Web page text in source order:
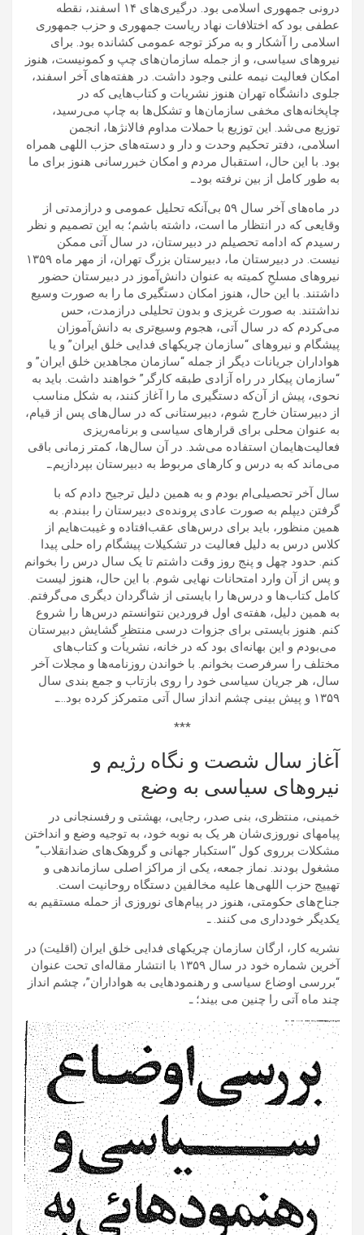
درونی جمهوری اسلامی بود. درگیری‌های ۱۴ اسفند، نقطه
عطفی بود که اختلافات نهاد ریاست جمهوری و حزب جمهوری
اسلامی را آشکار و به مرکز توجه عمومی کشانده بود. برای
نیروهای سیاسی، و از جمله سازمان‌های چپ و کمونیست، هنوز
امکان فعالیت نیمه علنی وجود داشت. در هفته‌های آخر اسفند،
جلوی دانشگاه تهران هنوز نشریات و کتاب‌هایی که در
چاپخانه‌های مخفی سازمان‌ها و تشکل‌ها به چاپ می‌رسید،
توزیع می‌شد. این توزیع با حملات مداوم فالانژها، انجمن
اسلامی، دفتر تحکیم وحدت و دار و دسته‌های حزب اللهی همراه
بود. با این حال، استقبال مردم و امکان خبررسانی هنوز برای ما
به طور کامل از بین نرفته بود.ـ
در ماه‌های آخر سال ۵۹ بی‌آنکه تحلیل عمومی و درازمدتی از
وقایعی که در انتظار ما است، داشته باشم؛ به این تصمیم و نظر
رسیدم که ادامه تحصیلم در دبیرستان، در سال آتی ممکن
نیست. در دبیرستان ما، دبیرستان بزرگ تهران، از مهر ماه ۱۳۵۹
نیروهای مسلحِ کمیته به عنوان دانش‌آموز در دبیرستان حضور
داشتند. با این حال، هنوز امکان دستگیری ما را به صورت وسیع
نداشتند. به صورت غریزی و بدون تحلیلی درازمدت، حس
می‌کردم که در سال آتی، هجوم وسیع‌تری به دانش‌آموزان
پیشگام و نیروهای “سازمان چریکهای فدایی خلق ایران” و یا
هواداران جریانات دیگر از جمله “سازمان مجاهدین خلق ایران” و
“سازمان پیکار در راه آزادی طبقه کارگر” خواهند داشت. باید به
نحوی، پیش از آن‌که دستگیری ما را آغاز کنند، به شکل مناسب
از دبیرستان خارج شوم، دبیرستانی که در سال‌های پس از قیام،
به عنوان محلی برای قرارهای سیاسی و برنامه‌ریزی
فعالیت‌هایمان استفاده می‌شد. در آن سال‌ها، کمتر زمانی باقی
می‌ماند که به درس و کارهای مربوط به دبیرستان بپردازیم.ـ
سال آخر تحصیلی‌ام بودم و به همین دلیل ترجیح دادم که با
گرفتن دیپلم به صورت عادی پرونده‌ی دبیرستان را ببندم. به
همین منظور، باید برای درس‌های عقب‌افتاده و غیبت‌هایم از
کلاس درس به دلیل فعالیت در تشکیلات پیشگام راه حلی پیدا
کنم. حدود چهل و پنج روز وقت داشتم تا یک سال درس را بخوانم
و پس از آن وارد امتحانات نهایی شوم. با این حال، هنوز لیست
کامل کتاب‌ها و درس‌ها را بایستی از شاگردان دیگری می‌گرفتم.
به همین دلیل، هفته‌ی اول فروردین نتوانستم درس‌ها را شروع
کنم. هنوز بایستی برای جزوات درسی منتظرِ گشایش دبیرستان
می‌بودم و این بهانه‌ای بود که در خانه، نشریات و کتاب‌های
مختلف را سرفرصت بخوانم. با خواندن روزنامه‌ها و مجلات آخر
سال، هر جریان سیاسی خود را روی بازتاب و جمع بندی سال
۱۳۵۹ و پیش بینی چشم انداز سال آتی متمرکز کرده بود…ـ
***
آغاز سال شصت و نگاه رژیم و
نیروهای سیاسی به وضع
خمینی، منتظری، بنی صدر، رجایی، بهشتی و رفسنجانی در
پیامهای نوروزی‌شان هر یک به نوبه خود، به توجیه وضع و انداختن
مشکلات برروی کول “استکبار جهانی و گروهک‌های ضدانقلاب”
مشغول بودند. نماز جمعه، یکی از مراکز اصلی سازماندهی و
تهییج حزب اللهی‌ها علیه مخالفین دستگاه روحانیت است.
جناح‌های حکومتی، هنوز در پیام‌های نوروزی از حمله مستقیم به
یکدیگر خودداری می کنند. ـ
نشریه کار، ارگان سازمان چریکهای فدایی خلق ایران (اقلیت) در
آخرین شماره خود در سال ۱۳۵۹ با انتشار مقاله‌ای تحت عنوان
“بررسی اوضاع سیاسی و رهنمودهایی به هواداران”، چشم انداز
چند ماه آتی را چنین می بیند؛ ـ